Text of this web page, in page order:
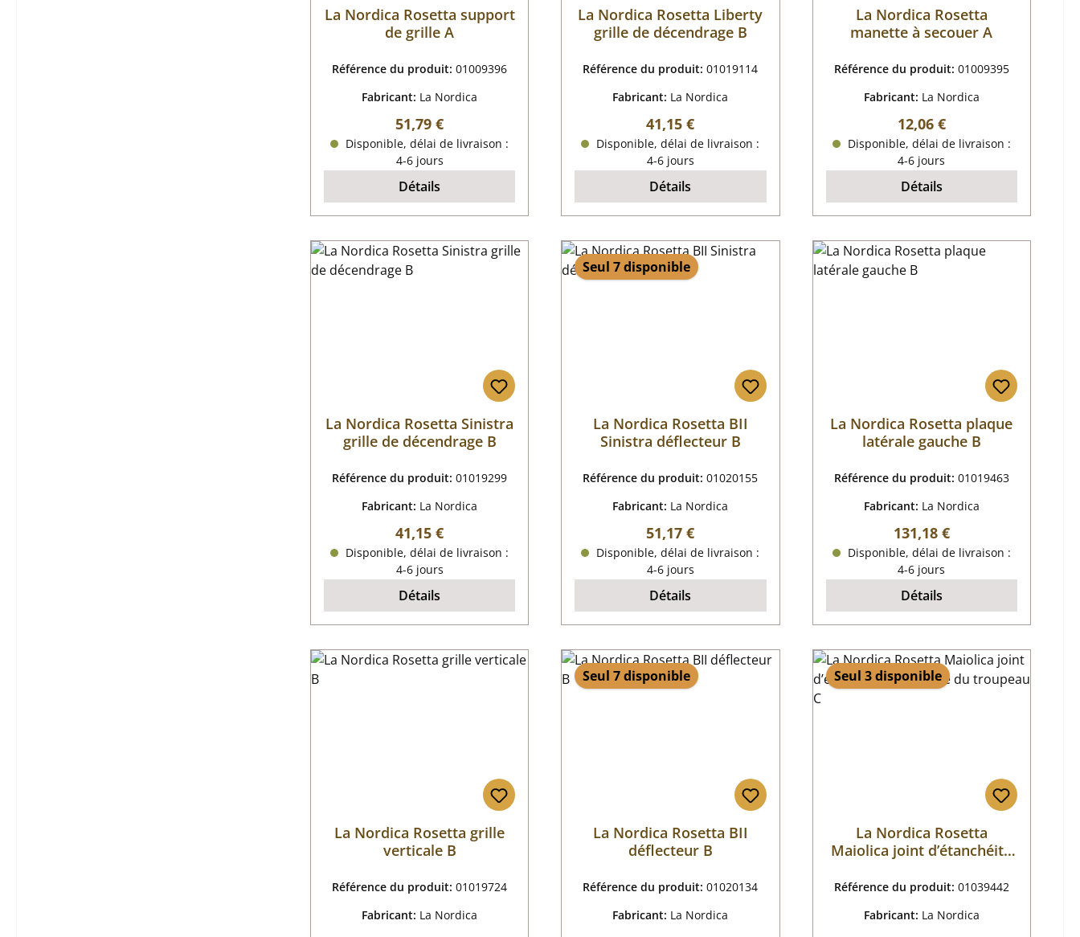
La Nordica Rosetta support
de grille A
Référence du produit:01009396
Fabricant: La Nordica
Prix régulier :
51,79 €
Disponible, délai de livraison :
4-6 jours
Détails
La Nordica Rosetta Liberty
grille de décendrage B
Référence du produit:01019114
Fabricant: La Nordica
Prix régulier :
41,15 €
Disponible, délai de livraison :
4-6 jours
Détails
La Nordica Rosetta
manette à secouer A
Référence du produit: 01009395
Fabricant: La Nordica
Prix régulier :
12,06 €
Disponible, délai de livraison :
4-6 jours
Détails
La Nordica Rosetta Sinistra
grille de décendrage B
Référence du produit:01019299
Fabricant: La Nordica
Prix régulier :
41,15 €
Disponible, délai de livraison :
4-6 jours
Détails
Seul 7 disponible
La Nordica Rosetta BII
Sinistra déflecteur B
Référence du produit:01020155
Fabricant: La Nordica
Prix régulier :
51,17 €
Disponible, délai de livraison :
4-6 jours
Détails
La Nordica Rosetta plaque
latérale gauche B
Référence du produit: 01019463
Fabricant: La Nordica
Prix régulier :
131,18 €
Disponible, délai de livraison :
4-6 jours
Détails
La Nordica Rosetta grille
verticale B
Référence du produit:01019724
Fabricant: La Nordica
Seul 7 disponible
La Nordica Rosetta BII
déflecteur B
Référence du produit:01020134
Fabricant: La Nordica
Seul 3 disponible
La Nordica Rosetta
Maiolica joint d’étanchéité
Référence du produit: 01039442
Fabricant: La Nordica